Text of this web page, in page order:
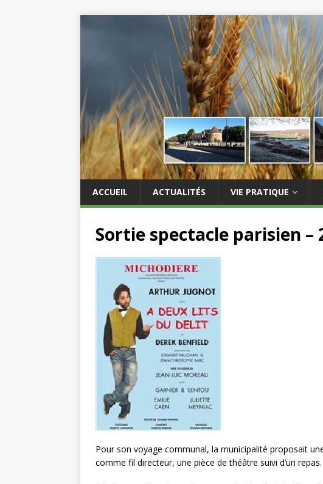
ACCUEIL ACTUALITÉS VIE PRATIQUE
Sortie spectacle parisien –
Pour son voyage communal, la municipalité proposait
comme fil directeur, une pièce de théâtre suivi d’un repas.